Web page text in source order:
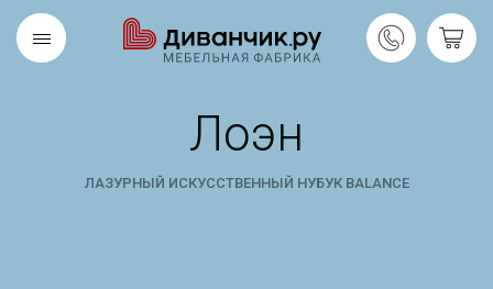
Лоэн
ЛАЗУРНЫЙ ИСКУССТВЕННЫЙ НУБУК BALANCE
Скандинавская